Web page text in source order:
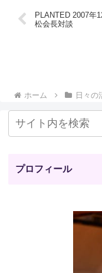
PLANTED 2007年
松会長対談
ホーム 日々の
プロフィール